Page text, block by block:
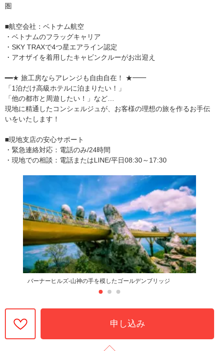
圏
■航空会社：ベトナム航空
・ベトナムのフラッグキャリア
・SKY TRAXで4つ星エアライン認定
・アオザイを着用したキャビンクルーがお出迎え
━━★ 旅工房ならアレンジも自由自在！ ★━━
「1泊だけ高級ホテルに泊まりたい！」
「他の都市と周遊したい！」など…
現地に精通したコンシェルジュが、お客様の理想の旅を作るお手伝
いをいたします！
■現地支店の安心サポート
・緊急連絡対応：電話のみ/24時間
・現地での相談：電話またはLINE/平日08:30～17:30
バーナーヒルズ-山神の手を模したゴールデンブリッジ
申し込み